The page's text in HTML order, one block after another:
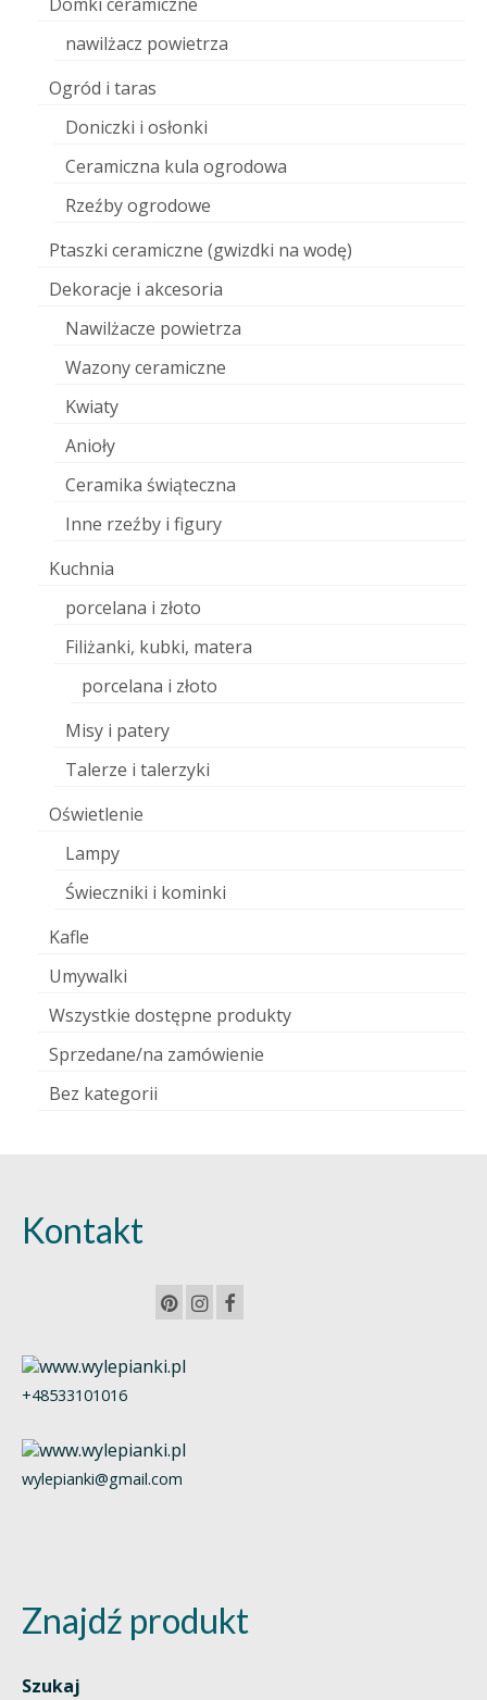
nawilżacz powietrza
Ogród i taras
Doniczki i osłonki
Ceramiczna kula ogrodowa
Rzeźby ogrodowe
Ptaszki ceramiczne (gwizdki na wodę)
Dekoracje i akcesoria
Nawilżacze powietrza
Wazony ceramiczne
Kwiaty
Anioły
Ceramika świąteczna
Inne rzeźby i figury
Kuchnia
porcelana i złoto
Filiżanki, kubki, matera
porcelana i złoto
Misy i patery
Talerze i talerzyki
Oświetlenie
Lampy
Świeczniki i kominki
Kafle
Umywalki
Wszystkie dostępne produkty
Sprzedane/na zamówienie
Bez kategorii
Kontakt
+48533101016
wylepianki@gmail.com
Znajdź produkt
Szukaj